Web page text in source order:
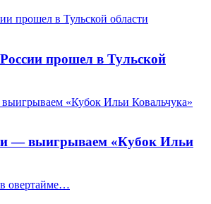
прошел в Тульской области
прошел в Тульской
«Кубок Ильи Ковальчука»
— выигрываем «Кубок Ильи
овертайме…